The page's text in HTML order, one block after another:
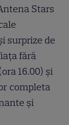
Stars
surprize de
fără
16.00) și
completa
și